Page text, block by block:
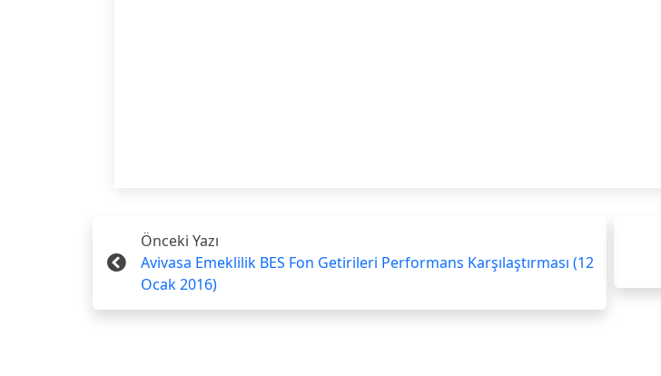
Önceki Yazı
Avivasa Emeklilik BES Fon Getirileri Performans Karşılaştırması (12
Ocak 2016)